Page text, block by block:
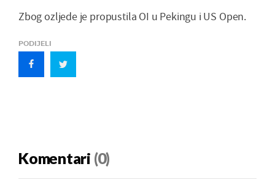
Zbog ozljede je propustila OI u Pekingu i US Open.
PODIJELI
Komentari (0)